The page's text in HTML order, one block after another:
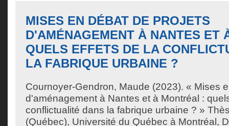
MISES EN DÉBAT DE PROJETS
D'AMÉNAGEMENT À NANTES ET
QUELS EFFETS DE LA
LA FABRIQUE URBAINE ?
Cournoyer-Gendron, Maude (2023). « Mises
d'aménagement à Nantes et à Montréal :
conflictualité dans la fabrique urbaine ? »
(Québec), Université du Québec à Montréal,